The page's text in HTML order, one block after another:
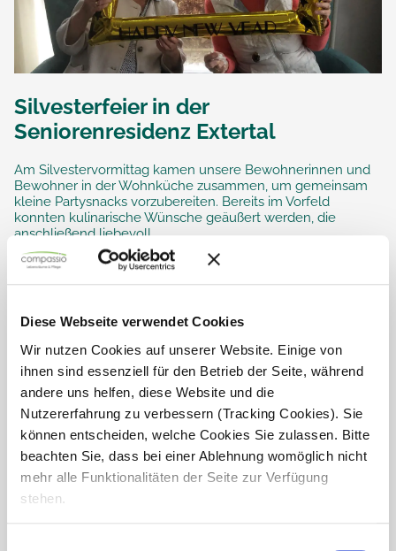
Diese Webseite verwendet Cookies
Wir nutzen Cookies auf unserer Website. Einige von
ihnen sind essenziell für den Betrieb der Seite, während
andere uns helfen, diese Website und die
Nutzererfahrung zu verbessern (Tracking Cookies). Sie
können entscheiden, welche Cookies Sie zulassen. Bitte
beachten Sie, dass bei einer Ablehnung womöglich nicht
mehr alle Funktionalitäten der Seite zur Verfügung
stehen.
Silvesterfeier in der
Seniorenresidenz Extertal
Am Silvestervormittag kamen unsere Bewohnerinnen und
Bewohner in der Wohnküche zusammen, um gemeinsam
kleine Partysnacks vorzubereiten. Bereits im Vorfeld
konnten kulinarische Wünsche geäußert werden, die
anschließend liebevoll...